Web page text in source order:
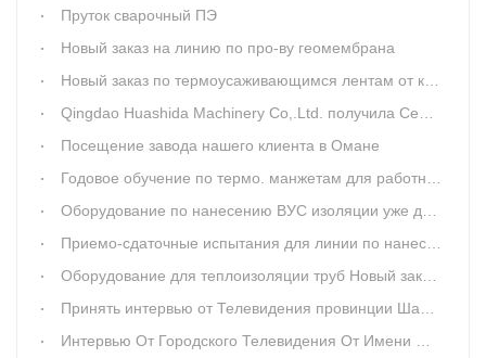
Пруток сварочный ПЭ
Новый заказ на линию по про-ву геомембрана
Новый заказ по термоусаживающимся лентам от клиента в России.
Qingdao Huashida Machinery Co,.Ltd. получила Сертификат ИСМ9001
Посещение завода нашего клиента в Омане
Годовое обучение по термо. манжетам для работников
Оборудование по нанесению ВУС изоляции уже до Казахстана
Приемо-сдаточные испытания для линии по нанесению ВУС изоляции для труб
Оборудование для теплоизоляции труб Новый заказ от Москвы
Принять интервью от Телевидения провинции Шаньдуна
Интервью От Городского Телевидения От Имени Отрасли Пластиковой Трубы